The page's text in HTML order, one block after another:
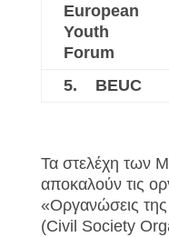
European
Youth
Forum
5. BEUC
Τα στελέχη των
αποκαλούν τις
«Οργανώσεις
(Civil Society